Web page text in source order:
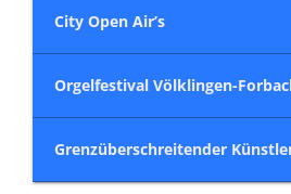
City Open Air’s
Orgelfestival Völklingen-
Grenzüberschreitender